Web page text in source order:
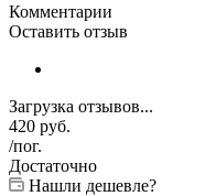
Комментарии
Оставить отзыв
Загрузка отзывов...
420 руб.
/пог.
Достаточно
Нашли дешевле?